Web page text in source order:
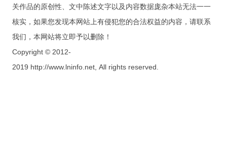
关作品的原创性、文中陈述文字以及内容数据庞杂本站无法一一
核实，如果您发现本网站上有侵犯您的合法权益的内容，请联系
我们，本网站将立即予以删除！
Copyright © 2012-
2019 http://www.lninfo.net, All rights reserved.